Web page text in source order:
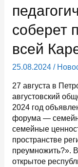
соберет
всей
25.08.2024/
27 августа в
августовский
2024 год
форума —
семейные
пространстве
преумножить?».
открытое